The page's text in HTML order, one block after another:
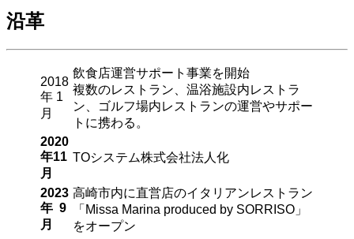
沿革
2018
年 1
月
飲食店運営サポート事業を開始
複数のレストラン、温浴施設内レストラ
ン、ゴルフ場内レストランの運営やサポー
トに携わる。
2020
年11
月
TOシステム株式会社法人化
2023
年 9
月
高崎市内に直営店のイタリアンレストラン
「Missa Marina produced by SORRISO」
をオープン